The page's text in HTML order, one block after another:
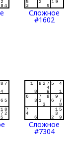
Сложное
#1602
Сложное
#7304